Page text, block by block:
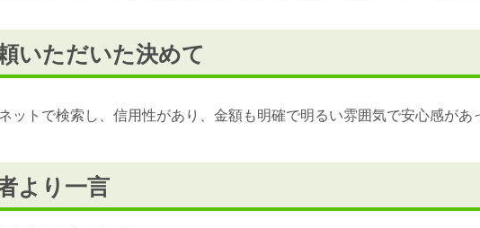
いただいた決めて
ットで検索し、信用性があり、金額も明確で明るい雰囲気で安心感があ
より一言